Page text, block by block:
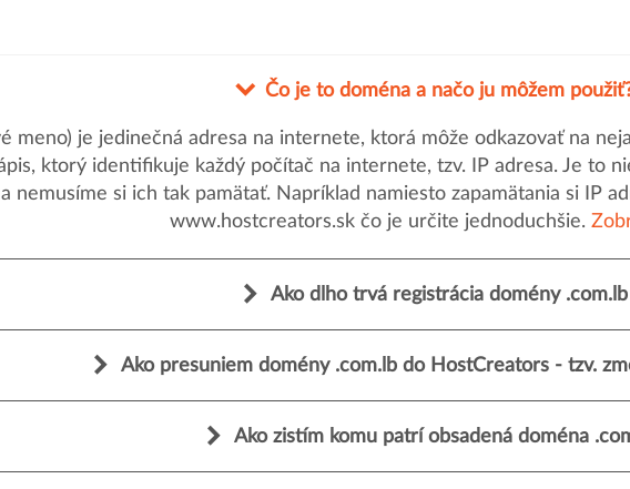
Čo je to doména a načo ju môžem
meno) je jedinečná adresa na internete, ktorá môže odkazovať na
ktorý identifikuje každý počítač na internete, tzv. IP adresa. Je to
nemusíme si ich tak pamätať. Napríklad namiesto zapamätania si IP
www.hostcreators.sk čo je určite jednoduchšie.
Ako dlho trvá registrácia domény .com.lb
Ako presuniem domény .com.lb do HostCreators - tzv.
Ako zistím komu patrí obsadená doména